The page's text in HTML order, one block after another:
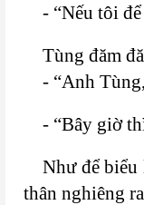
- “Nếu tôi
Tùng đăm
- “Anh
- “Bây giờ
Như để biểu
thân nghiêng